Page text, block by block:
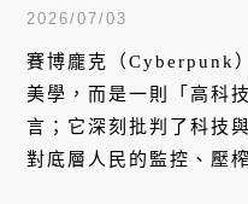
2026/07/03
賽博龐克（Cyberpunk
美學，而是一則「高科
言；它深刻批判了科技
對底層人民的監控、壓